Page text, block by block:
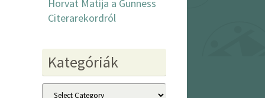
Horvat Matija a Gunness
Citerarekordról
Kategóriák
Kategóriák